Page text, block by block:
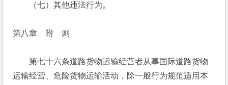
（七）其他违法行为。
第八章　附　则
第七十六条道路货物运输经营者从事国际道路货物
运输经营、危险货物运输活动，除一般行为规范适用本